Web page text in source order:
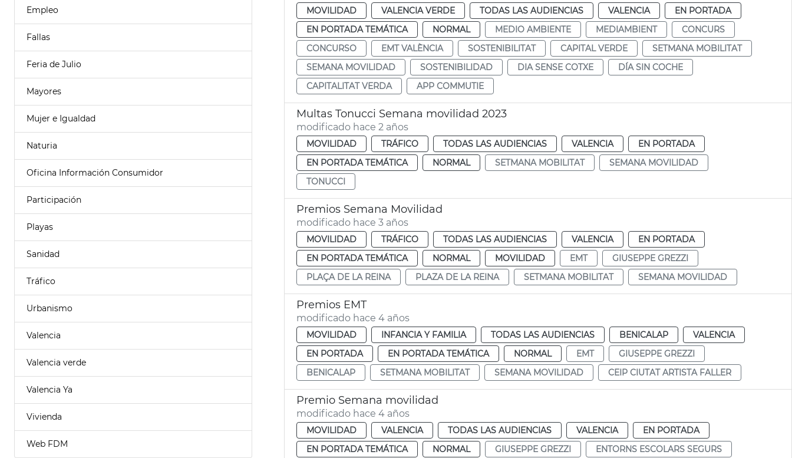
Empleo
Fallas
Feria de Julio
Mayores
Mujer e Igualdad
Naturia
Oficina Información Consumidor
Participación
Playas
Sanidad
Tráfico
Urbanismo
Valencia
Valencia verde
Valencia Ya
Vivienda
Web FDM
MOVILIDAD VALENCIA VERDE TODAS LAS AUDIENCIAS VALENCIA
EN PORTADA
EN PORTADA TEMÁTICA
NORMAL MEDIO AMBIENTE MEDIAMBIENT
CONCURS
CONCURSO
EMT VALÈNCIA SOSTENIBILITAT CAPITAL VERDE
SETMANA MOBILITAT
SEMANA MOVILIDAD
SOSTENIBILIDAD DIA SENSE COTXE
DÍA SIN COCHE
CAPITALITAT VERDA
APP COMMUTIE
Multas Tonucci Semana movilidad 2023
modificado hace 2 años
MOVILIDAD TRÁFICO TODAS LAS AUDIENCIAS VALENCIA
EN PORTADA
EN PORTADA TEMÁTICA
NORMAL SETMANA MOBILITAT
SEMANA MOVILIDAD
TONUCCI
Premios Semana Movilidad
modificado hace 3 años
MOVILIDAD TRÁFICO TODAS LAS AUDIENCIAS VALENCIA
EN PORTADA
EN PORTADA TEMÁTICA
NORMAL MOVILIDAD EMT
GIUSEPPE GREZZI
PLAÇA DE LA REINA
PLAZA DE LA REINA SETMANA MOBILITAT SEMANA MOVILIDAD
Premios EMT
modificado hace 4 años
MOVILIDAD INFANCIA Y FAMILIA TODAS LAS AUDIENCIAS BENICALAP
VALENCIA
EN PORTADA
EN PORTADA TEMÁTICA NORMAL EMT
GIUSEPPE GREZZI
BENICALAP
SETMANA MOBILITAT SEMANA MOVILIDAD CEIP CIUTAT ARTISTA FALLER
Premio Semana movilidad
modificado hace 4 años
MOVILIDAD VALENCIA TODAS LAS AUDIENCIAS VALENCIA
EN PORTADA
EN PORTADA TEMÁTICA
NORMAL GIUSEPPE GREZZI
ENTORNS ESCOLARS SEGURS